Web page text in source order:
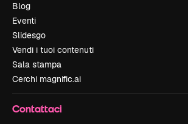
Blog
Eventi
Slidesgo
Vendi i tuoi contenuti
Sala stampa
Cerchi magnific.ai
Contattaci